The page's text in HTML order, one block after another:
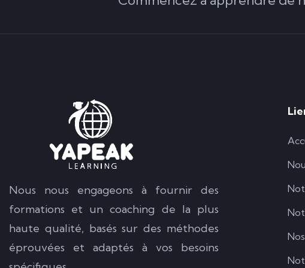
Nous nous engageons à fournir des
formations et un coaching de la plus
haute qualité, basés sur des méthodes
éprouvées et adaptés à vos besoins